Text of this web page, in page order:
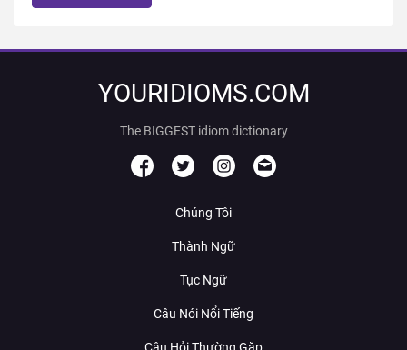
YOURIDIOMS.COM
The BIGGEST idiom dictionary
Chúng Tôi
Thành Ngữ
Tục Ngữ
Câu Nói Nổi Tiếng